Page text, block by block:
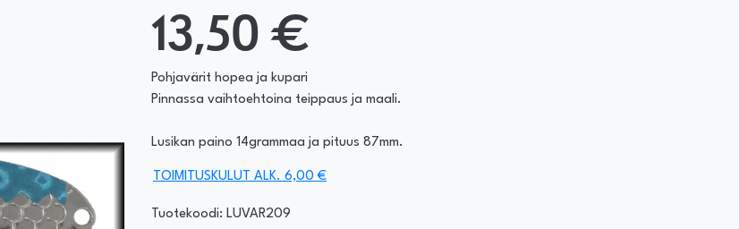
13,50 €
Pohjavärit hopea ja kupari
Pinnassa vaihtoehtoina teippaus ja maali.
Lusikan paino 14grammaa ja pituus 87mm.
TOIMITUSKULUT ALK. 6,00 €
Tuotekoodi: LUVAR209